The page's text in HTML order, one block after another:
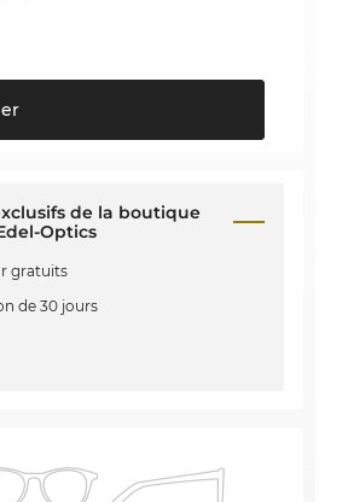
de la boutique
Optics
gratuits
de 30 jours